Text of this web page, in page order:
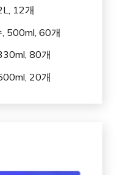
12개
500ml, 60개
80개
20개